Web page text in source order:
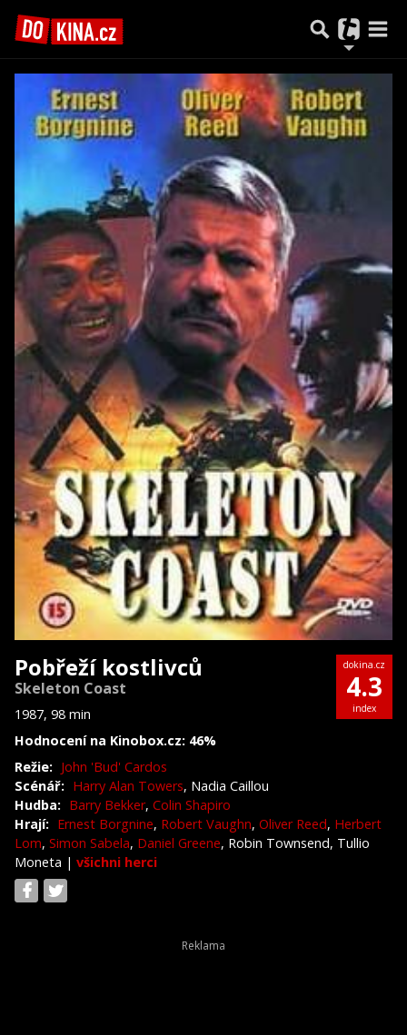
Pobřeží kostlivců
Skeleton Coast
1987, 98 min
Hodnocení na Kinobox.cz: 46%
dokina.cz
4.3
index
Režie: John 'Bud' Cardos
Scénář: Harry Alan Towers, Nadia Caillou
Hudba: Barry Bekker, Colin Shapiro
Hrají: Ernest Borgnine, Robert Vaughn, Oliver Reed, Herbert
Lom, Simon Sabela, Daniel Greene, Robin Townsend, Tullio
Moneta | všichni herci